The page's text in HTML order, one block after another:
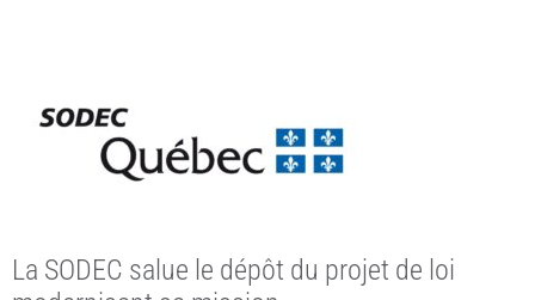
La SODEC salue le dépôt du projet de loi